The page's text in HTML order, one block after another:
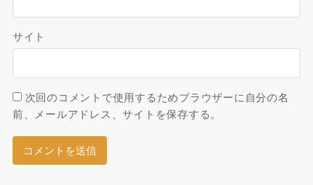
サイト
次回のコメントで使用するためブラウザーに自分の名
前、メールアドレス、サイトを保存する。